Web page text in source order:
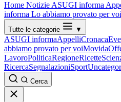
Home Notizie ASUGI informa
informa Lo abbiamo provato per voi
Tutte le categorie ▼
ASUGI informaAppelliCronaca
abbiamo provato per voiMovida
LavoroPoliticaRegioneRicette
RicercaSegnalazioniSport
Cerca